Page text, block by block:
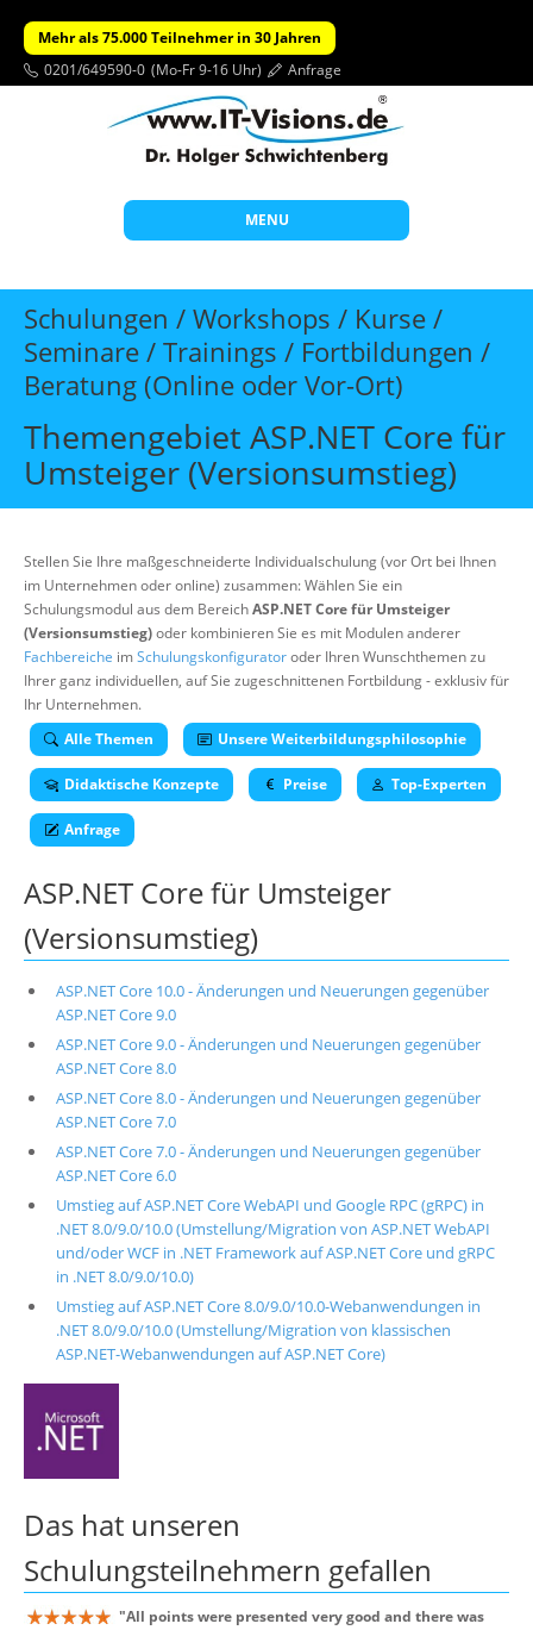
Mehr als 75.000 Teilnehmer in 30 Jahren
0201/649590-0 (Mo-Fr 9-16 Uhr) Anfrage
MENU
Start
Themen
Beratung
Individuelle Schulungen
Offene Seminare
Wissen
Suche
Schulungen / Workshops / Kurse /
Seminare / Trainings / Fortbildungen /
Beratung (Online oder Vor-Ort)
Themengebiet ASP.NET Core für
Umsteiger (Versionsumstieg)
Stellen Sie Ihre maßgeschneiderte Individualschulung (vor Ort bei Ihnen
im Unternehmen oder online) zusammen: Wählen Sie ein
Schulungsmodul aus dem BereichASP.NET Core für Umsteiger
(Versionsumstieg)oder kombinieren Sie es mit Modulen anderer
Fachbereiche imSchulungskonfiguratoroder Ihren Wunschthemen zu
Ihrer ganz individuellen, auf Sie zugeschnittenen Fortbildung - exklusiv für
Ihr Unternehmen.
Alle Themen
Unsere Weiterbildungsphilosophie
Didaktische Konzepte Preise Top-Experten
Anfrage
ASP.NET Core für Umsteiger
(Versionsumstieg)
ASP.NET Core 10.0 - Änderungen und Neuerungen gegenüber
ASP.NET Core 9.0
ASP.NET Core 9.0 - Änderungen und Neuerungen gegenüber
ASP.NET Core 8.0
ASP.NET Core 8.0 - Änderungen und Neuerungen gegenüber
ASP.NET Core 7.0
ASP.NET Core 7.0 - Änderungen und Neuerungen gegenüber
ASP.NET Core 6.0
Umstieg auf ASP.NET Core WebAPI und Google RPC (gRPC) in
.NET 8.0/9.0/10.0 (Umstellung/Migration von ASP.NET WebAPI
und/oder WCF in .NET Framework auf ASP.NET Core und gRPC
in .NET 8.0/9.0/10.0)
Umstieg auf ASP.NET Core 8.0/9.0/10.0-Webanwendungen in
.NET 8.0/9.0/10.0 (Umstellung/Migration von klassischen
ASP.NET-Webanwendungen auf ASP.NET Core)
Das hat unseren
Schulungsteilnehmern gefallen
"All points were presented very good and there was